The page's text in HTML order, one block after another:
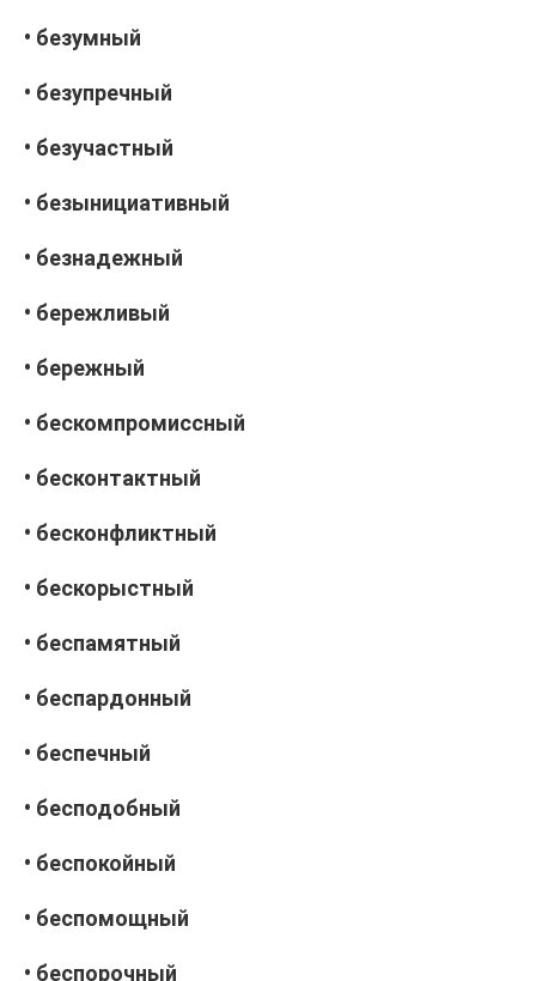
• безумный
• безупречный
• безучастный
• безынициативный
• безнадежный
• бережливый
• бережный
• бескомпромиссный
• бесконтактный
• бесконфликтный
• бескорыстный
• беспамятный
• беспардонный
• беспечный
• бесподобный
• беспокойный
• беспомощный
• беспорочный